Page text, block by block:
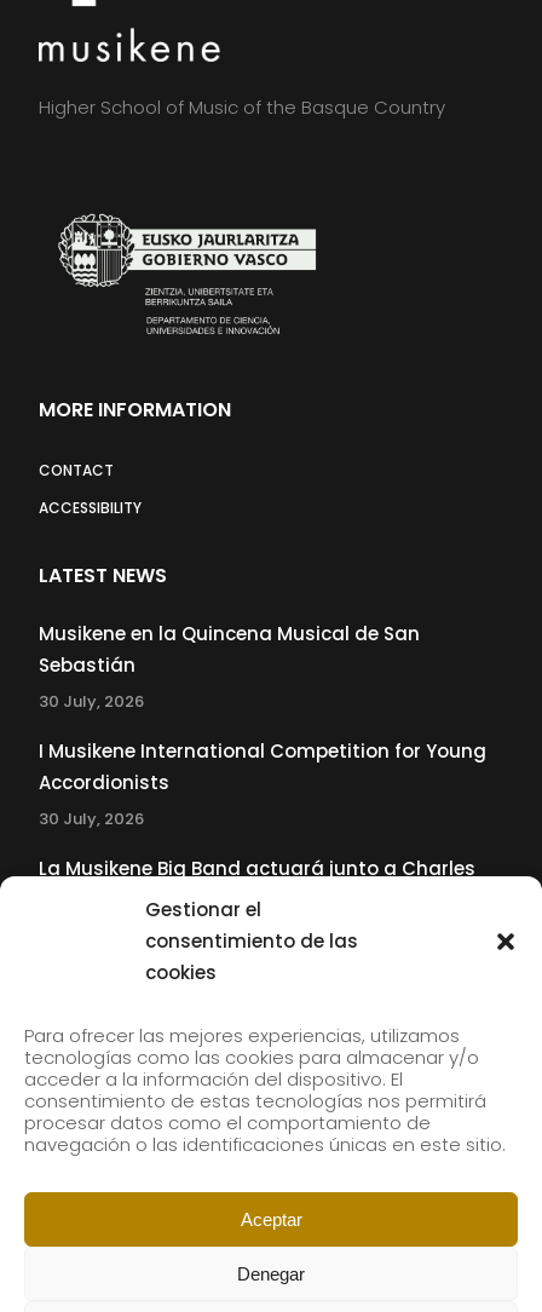
Gestionar el
consentimiento de las
cookies
Para ofrecer las mejores experiencias, utilizamos
tecnologías como las cookies para almacenar y/o
acceder a la información del dispositivo. El
consentimiento de estas tecnologías nos permitirá
procesar datos como el comportamiento de
navegación o las identificaciones únicas en este sitio.
Aceptar
Denegar
Higher School of Music of the Basque Country
MORE INFORMATION
CONTACT
ACCESSIBILITY
LATEST NEWS
Musikene en la Quincena Musical de San
Sebastián
30 July, 2026
I Musikene International Competition for Young
Accordionists
30 July, 2026
La Musikene Big Band actuará junto a Charles
Tolliver en el 61 Jazzaldia
Subscribe to our newsletter to receive our news by
email.